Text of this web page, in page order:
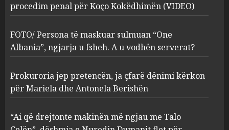
3
FOTO/ Persona të maskuar
sulmuan “One Albania”,
ngjarja u fsheh. A u vodhën
serverat?
MARCH 25, 2025
Prokuroria jep pretencën, ja
çfarë dënimi kërkon për
Berishën
procedim penal për Koço Kokëdhimën (VIDEO)
FOTO/ Persona të maskuar sulmuan “One
Albania”, ngjarja u fsheh. A u vodhën serverat?
Prokuroria jep pretencën, ja çfarë dënimi kërkon
për Mariela dhe Antonela Berishën
“Ai që drejtonte makinën më ngjau me Talo